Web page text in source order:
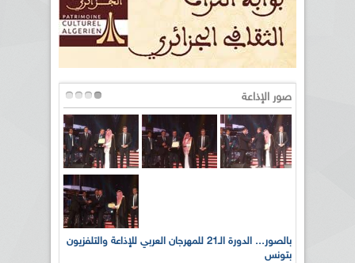
صور الإذاعة
بالصور... الدورة الـ21 للمهرجان العربي للإذاعة والتلفزيون
بتونس